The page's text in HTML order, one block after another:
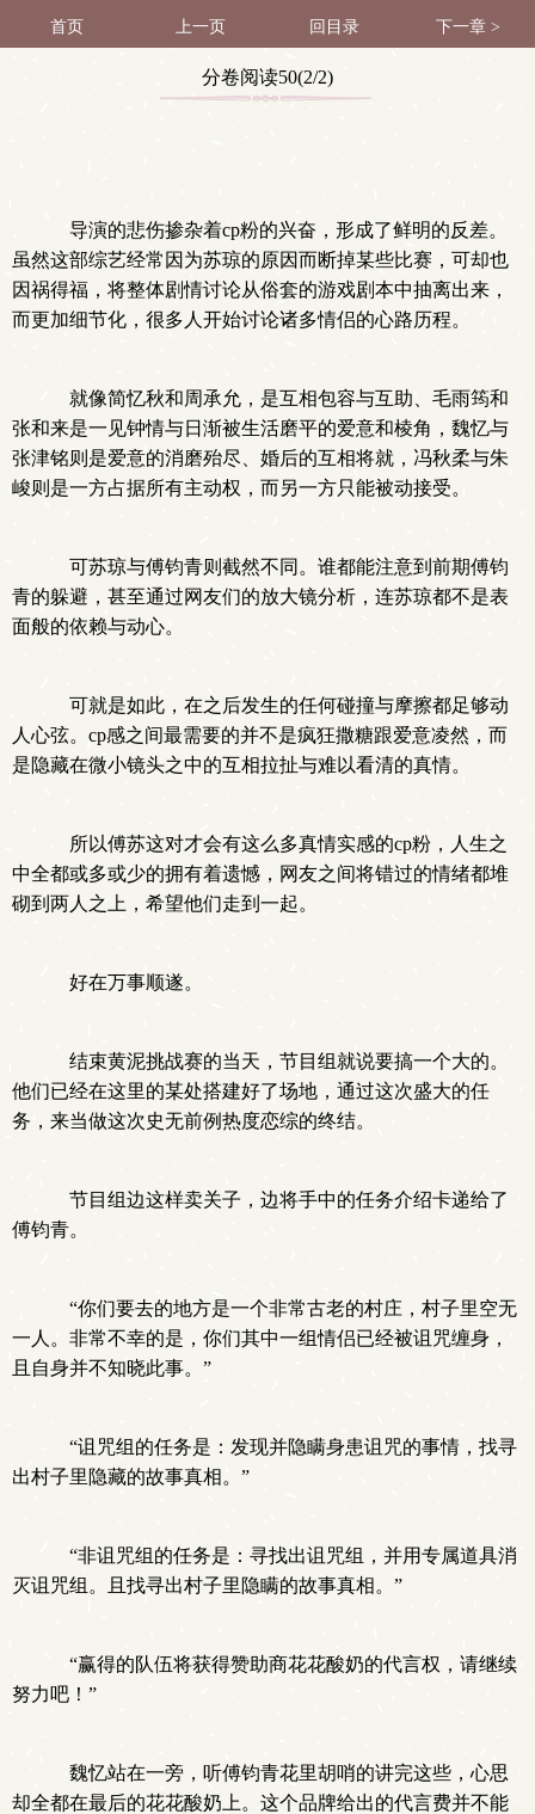
首页 上一页 回目录 下一章 >
分卷阅读50(2/2)
导演的悲伤掺杂着cp粉的兴奋，形成了鲜明的反差。
虽然这部综艺经常因为苏琼的原因而断掉某些比赛，可却也
因祸得福，将整体剧情讨论从俗套的游戏剧本中抽离出来，
而更加细节化，很多人开始讨论诸多情侣的心路历程。
就像简忆秋和周承允，是互相包容与互助、毛雨筠和
张和来是一见钟情与日渐被生活磨平的爱意和棱角，魏忆与
张津铭则是爱意的消磨殆尽、婚后的互相将就，冯秋柔与朱
峻则是一方占据所有主动权，而另一方只能被动接受。
可苏琼与傅钧青则截然不同。谁都能注意到前期傅钧
青的躲避，甚至通过网友们的放大镜分析，连苏琼都不是表
面般的依赖与动心。
可就是如此，在之后发生的任何碰撞与摩擦都足够动
人心弦。cp感之间最需要的并不是疯狂撒糖跟爱意凌然，而
是隐藏在微小镜头之中的互相拉扯与难以看清的真情。
所以傅苏这对才会有这么多真情实感的cp粉，人生之
中全都或多或少的拥有着遗憾，网友之间将错过的情绪都堆
砌到两人之上，希望他们走到一起。
好在万事顺遂。
结束黄泥挑战赛的当天，节目组就说要搞一个大的。
他们已经在这里的某处搭建好了场地，通过这次盛大的任
务，来当做这次史无前例热度恋综的终结。
节目组边这样卖关子，边将手中的任务介绍卡递给了
傅钧青。
“你们要去的地方是一个非常古老的村庄，村子里空无
一人。非常不幸的是，你们其中一组情侣已经被诅咒缠身，
且自身并不知晓此事。”
“诅咒组的任务是：发现并隐瞒身患诅咒的事情，找寻
出村子里隐藏的故事真相。”
“非诅咒组的任务是：寻找出诅咒组，并用专属道具消
灭诅咒组。且找寻出村子里隐瞒的故事真相。”
“赢得的队伍将获得赞助商花花酸奶的代言权，请继续
努力吧！”
魏忆站在一旁，听傅钧青花里胡哨的讲完这些，心思
却全都在最后的花花酸奶上。这个品牌给出的代言费并不能